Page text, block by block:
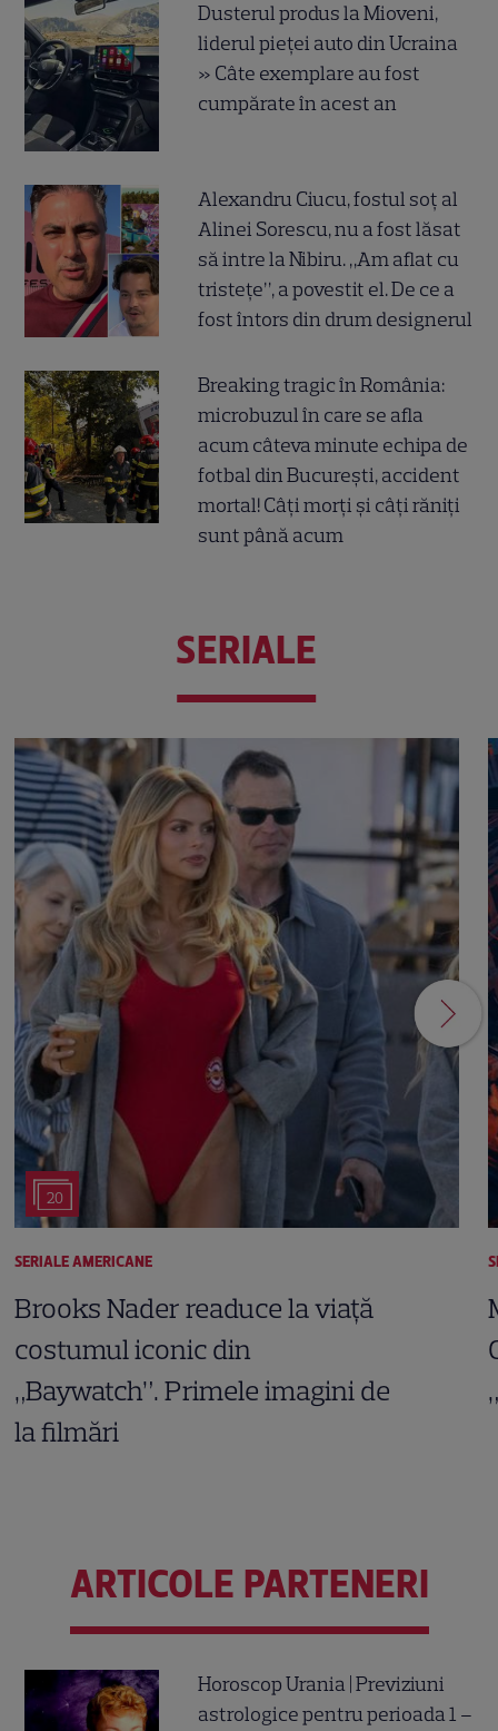
Dusterul produs la Mioveni,
liderul pieței auto din Ucraina
» Câte exemplare au fost
cumpărate în acest an
Alexandru Ciucu, fostul soț al
Alinei Sorescu, nu a fost lăsat
să intre la Nibiru. „Am aflat cu
tristețe”, a povestit el. De ce a
fost întors din drum designerul
Breaking tragic în România:
microbuzul în care se afla
acum câteva minute echipa de
fotbal din București, accident
mortal! Câți morți și câți răniți
sunt până acum
SERIALE
20
SERIALE AMERICANE
Brooks Nader readuce la viață
costumul iconic din
„Baywatch”. Primele imagini de
la filmări
ARTICOLE PARTENERI
Horoscop Urania | Previziuni
astrologice pentru perioada 1 –